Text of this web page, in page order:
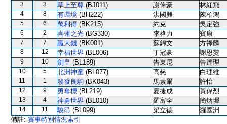
3 3 草上至尊 (BJ011) 謝偉豪 林紅飛
4 8 有環境 (BH222) 洪國興 陳柏鴻
5 6 萬利得 (BK215) 約克 吳定強
6 2 喜蓮之光 (BG330) 李格力 賓康
7 7 贏大錢 (BK001) 蘇錦文 方祿麟
8 12 幸福世界 (BL006) 丁冠豪 謝恩爕
9 10 劍皇 (BL189) 告東尼 告達理
10 5 北洲神童 (BL077) 高慈 白理維
11 1 發發良駒 (BK043) 馬素爾 許怡
12 9 勇奪標 (BL219) 夏捷成 黃偉烈
13 4 神勇世界 (BL010) 羅富全 簡炳墀
14 11 駿昂 (BL099) 梁立德
羅國洲
備註: 賽事特別情況索引